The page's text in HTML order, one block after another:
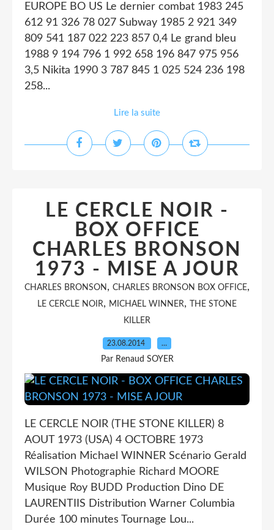
EUROPE BO US Le dernier combat 1983 245
612 91 326 78 027 Subway 1985 2 921 349
809 541 187 022 223 857 0,4 Le grand bleu
1988 9 194 796 1 992 658 196 847 975 956
3,5 Nikita 1990 3 787 845 1 025 524 236 198
258...
Lire la suite
LE CERCLE NOIR -
BOX OFFICE
CHARLES BRONSON
1973 - MISE A JOUR
CHARLES BRONSON , CHARLES BRONSON BOX OFFICE,
LE CERCLE NOIR, MICHAEL WINNER,
THE STONE
KILLER
23.08.2014 …
Par Renaud SOYER
LE CERCLE NOIR (THE STONE KILLER) 8
AOUT 1973 (USA) 4 OCTOBRE 1973
Réalisation Michael WINNER Scénario Gerald
WILSON Photographie Richard MOORE
Musique Roy BUDD Production Dino DE
LAURENTIIS Distribution Warner Columbia
Durée 100 minutes Tournage Lou...